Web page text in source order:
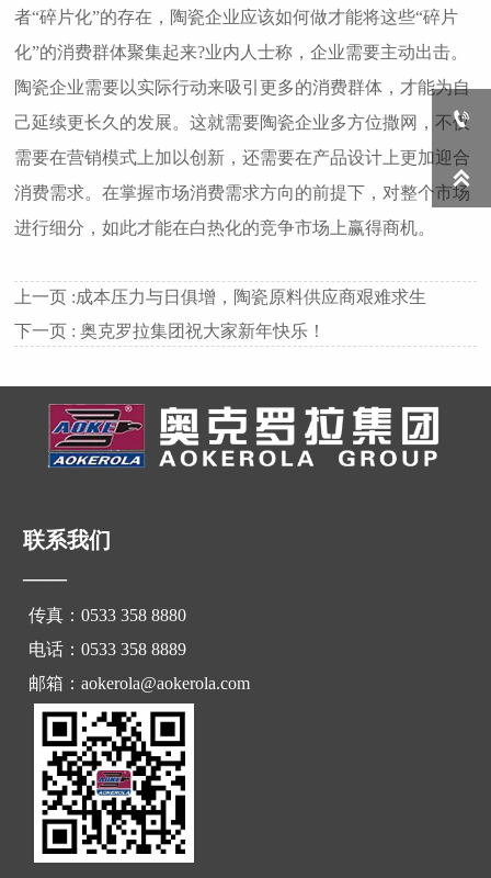
者“碎片化”的存在，陶瓷企业应该如何做才能将这些“碎片
化”的消费群体聚集起来?业内人士称，企业需要主动出击。
陶瓷企业需要以实际行动来吸引更多的消费群体，才能为自
己延续更长久的发展。这就需要陶瓷企业多方位撒网，不仅
需要在营销模式上加以创新，还需要在产品设计上更加迎合
消费需求。在掌握市场消费需求方向的前提下，对整个市场
进行细分，如此才能在白热化的竞争市场上赢得商机。
上一页 :成本压力与日俱增，陶瓷原料供应商艰难求生
下一页 :奥克罗拉集团祝大家新年快乐！
联系我们
——
传真：0533 358 8880
电话：0533 358 8889
邮箱：aokerola@aokerola.com

